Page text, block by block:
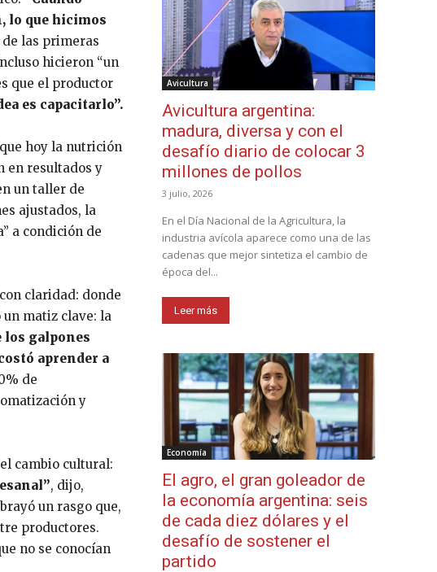
lo que hicimos
de las primeras
hicieron “un
que el productor
es capacitarlo”.
hoy la nutrición
en resultados y
un taller de
ajustados, la
a condición de
claridad: donde
matiz clave: la
galpones
aprender a
de
y
cambio cultural:
, dijo,
un rasgo que,
productores.
no se conocían
Avicultura
Avicultura argentina:
madura, diversa y con el
desafío diario de colocar 3
millones de pollos
3 julio, 2026
En el Día Nacional de la Agricultura, la
industria avícola aparece como una de las
cadenas que mejor sintetiza el cambio de
época del...
Leer más
Economía
El agro, el gran goleador de
la economía argentina: seis
de cada diez dólares y el
desafío de sostener el
partido